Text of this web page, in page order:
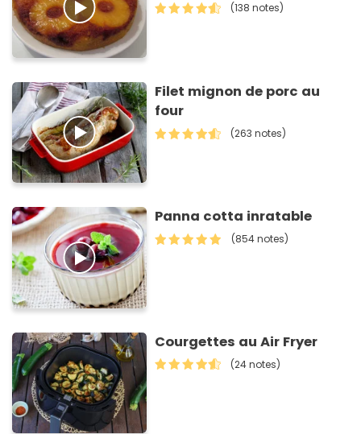
(138 notes)
Filet mignon de porc au
four
(263 notes)
Panna cotta inratable
(854 notes)
Courgettes au Air Fryer
(24 notes)